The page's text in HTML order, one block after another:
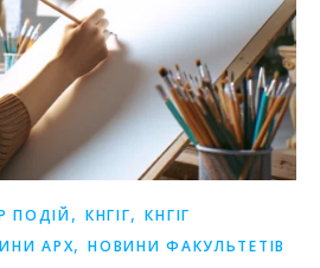
ПОДІЙ, КНГІГ,КНГІГ
АРХ,НОВИНИ ФАКУЛЬТЕТІВ